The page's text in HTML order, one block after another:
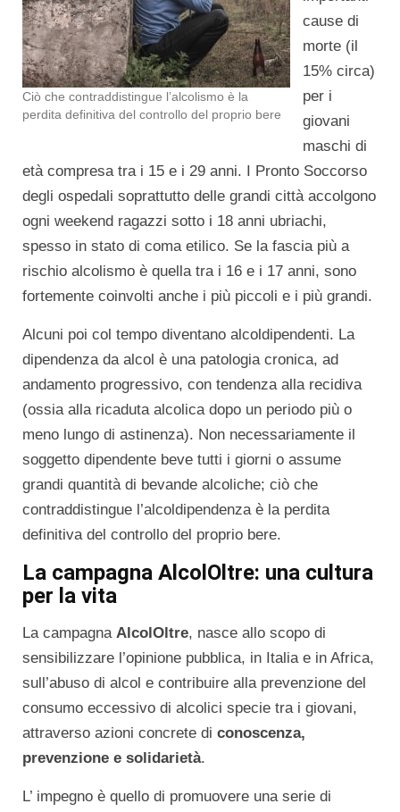
Ciò che contraddistingue l’alcolismo è la
perdita definitiva del controllo del proprio bere
cause di
morte (il
15% circa)
per i
giovani
maschi di
età compresa tra i 15 e i 29 anni. I Pronto Soccorso
degli ospedali soprattutto delle grandi città accolgono
ogni weekend ragazzi sotto i 18 anni ubriachi,
spesso in stato di coma etilico. Se la fascia più a
rischio alcolismo è quella tra i 16 e i 17 anni, sono
fortemente coinvolti anche i più piccoli e i più grandi.
Alcuni poi col tempo diventano alcoldipendenti. La
dipendenza da alcol è una patologia cronica, ad
andamento progressivo, con tendenza alla recidiva
(ossia alla ricaduta alcolica dopo un periodo più o
meno lungo di astinenza). Non necessariamente il
soggetto dipendente beve tutti i giorni o assume
grandi quantità di bevande alcoliche; ciò che
contraddistingue l’alcoldipendenza è la perdita
definitiva del controllo del proprio bere.
La campagna AlcolOltre: una cultura
per la vita
La campagna AlcolOltre, nasce allo scopo di
sensibilizzare l’opinione pubblica, in Italia e in Africa,
sull’abuso di alcol e contribuire alla prevenzione del
consumo eccessivo di alcolici specie tra i giovani,
attraverso azioni concrete di conoscenza,
prevenzione e solidarietà.
L’ impegno è quello di promuovere una serie di